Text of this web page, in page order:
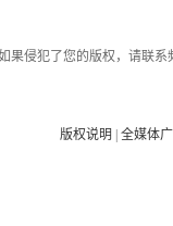
果侵犯了您的版权，请联
版权说明 |全媒体